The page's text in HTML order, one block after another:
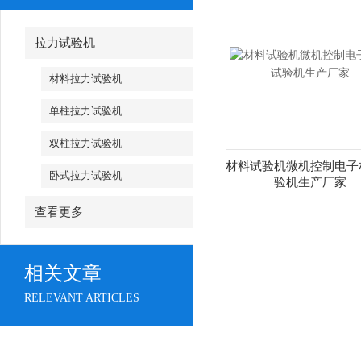
拉力试验机
材料拉力试验机
单柱拉力试验机
双柱拉力试验机
卧式拉力试验机
查看更多
相关文章
RELEVANT ARTICLES
材料试验机微机控制电
验机生产厂家